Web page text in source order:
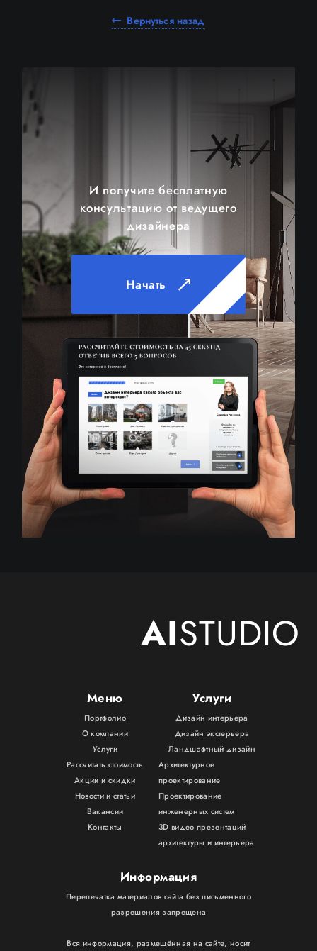
Вернуться назад
И получите бесплатную
консультацию от ведущего
дизайнера
Начать
AISTUDIO
Меню
Портфолио
О компании
Услуги
Рассчитать стоимость
Акции и скидки
Новости и статьи
Вакансии
Контакты
Услуги
Дизайн интерьера
Дизайн экстерьера
Ландшафтный дизайн
Архитектурное
проектирование
Проектирование
инженерных систем
3D видео презентаций
архитектуры и интерьера
Информация
Перепечатка материалов сайта без письменного
разрешения запрещена
Вся информация, размещённая на сайте, носит